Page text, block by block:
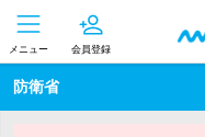
メニュー 会員登録
防衛省